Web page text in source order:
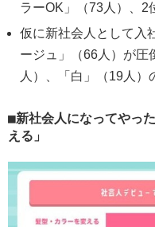
ラーOK」（73人）、2
仮に新社会人として入
ージュ」（66人）が圧
人）、「白」（19人）
新社会人になってやっ
える」